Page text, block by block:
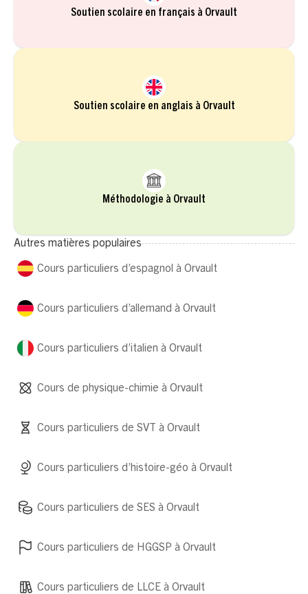
Soutien scolaire en français à Orvault
Soutien scolaire en anglais à Orvault
Méthodologie à Orvault
Autres matières populaires
Cours particuliers d’espagnol à Orvault
Cours particuliers d’histoire-géo à Orvault
Cours particuliers de SES à Orvault
Cours particuliers de HGGSP à Orvault
Cours particuliers de LLCE à Orvault
Cours particuliers d’allemand à Orvault
Cours particuliers d’italien à Orvault
Cours de physique-chimie à Orvault
Cours particuliers de SVT à Orvault